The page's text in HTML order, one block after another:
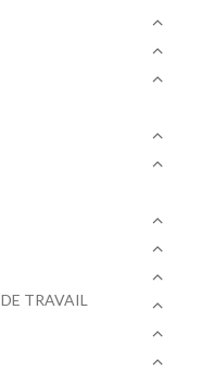
TRAVAIL